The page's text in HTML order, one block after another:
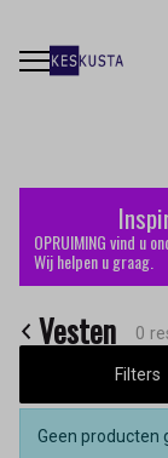
Vesten
Keskusta
OPRUIMING vind u
Wij helpen u graag.
Vesten 0
Filters
Geen producten